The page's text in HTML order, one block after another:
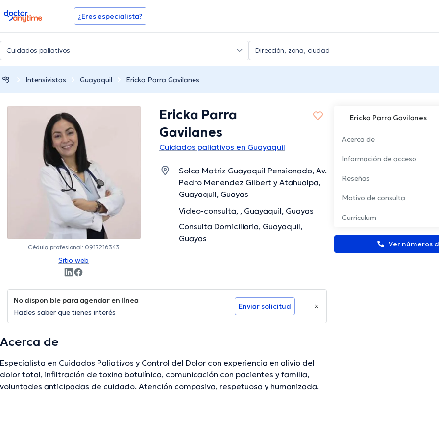
doctoranytime ¿Eres especialista?
Intensivistas Guayaquil Ericka Parra Gavilanes
Ericka Parra Gavilanes
Acerca de
Información de acceso
Reseñas
Motivo de consulta
Currículum
Ver números
Cédula profesional: 0917216343
Sitio web
Ericka Parra
Gavilanes
Cuidados paliativos en Guayaquil
Solca Matriz Guayaquil Pensionado, Av.
Pedro Menendez Gilbert y Atahualpa,
Guayaquil, Guayas
Vídeo-consulta, , Guayaquil, Guayas
Consulta Domiciliaria, Guayaquil,
Guayas
No disponible para agendar en línea
Hazles saber que tienes interés
Enviar solicitud
Acerca de
Especialista en Cuidados Paliativos y Control del Dolor con experiencia en alivio del
dolor total, infiltración de toxina botulínica, comunicación con pacientes y familia,
voluntades anticipadas de cuidado. Atención compasiva, respetuosa y humanizada.